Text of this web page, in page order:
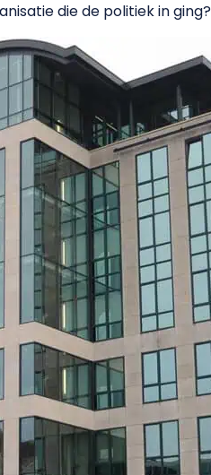
die de politiek in ging?